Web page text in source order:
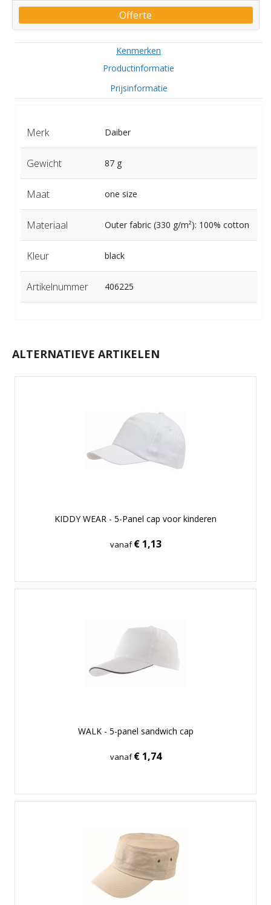
Offerte
Kenmerken
Productinformatie
Prijsinformatie
Merk Daiber
Gewicht 87 g
Maat one size
Materiaal Outer fabric (330 g/m²): 100% cotton
Kleur black
Artikelnummer 406225
ALTERNATIEVE ARTIKELEN
KIDDY WEAR - 5-Panel cap voor kinderen
vanaf€ 1,13
WALK - 5-panel sandwich cap
vanaf€ 1,74